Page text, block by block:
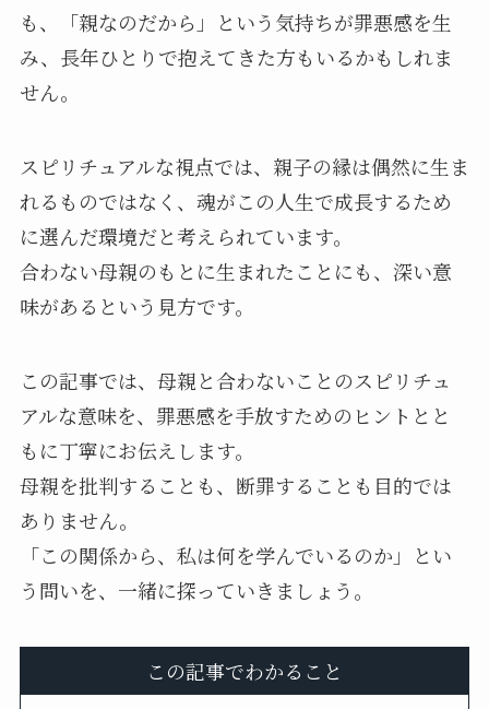
も、「親なのだから」という気持ちが罪悪感を生
み、長年ひとりで抱えてきた方もいるかもしれま
せん。
スピリチュアルな視点では、親子の縁は偶然に生ま
れるものではなく、魂がこの人生で成長するため
に選んだ環境だと考えられています。
合わない母親のもとに生まれたことにも、深い意
味があるという見方です。
この記事では、母親と合わないことのスピリチュ
アルな意味を、罪悪感を手放すためのヒントとと
もに丁寧にお伝えします。
母親を批判することも、断罪することも目的では
ありません。
「この関係から、私は何を学んでいるのか」とい
う問いを、一緒に探っていきましょう。
この記事でわかること